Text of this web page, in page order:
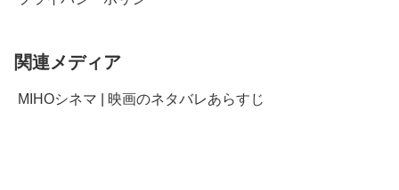
関連メディア
MIHOシネマ | 映画のネタバレあらすじ